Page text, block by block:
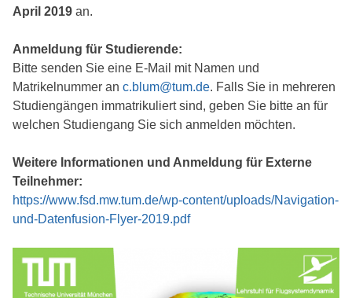
April 2019 an.
Anmeldung für Studierende:
Bitte senden Sie eine E-Mail mit Namen und
Matrikelnummer an c.blum@tum.de. Falls Sie in mehreren
Studiengängen immatrikuliert sind, geben Sie bitte an für
welchen Studiengang Sie sich anmelden möchten.
Weitere Informationen und Anmeldung für Externe
Teilnehmer:
https://www.fsd.mw.tum.de/wp-content/uploads/Navigation-
und-Datenfusion-Flyer-2019.pdf